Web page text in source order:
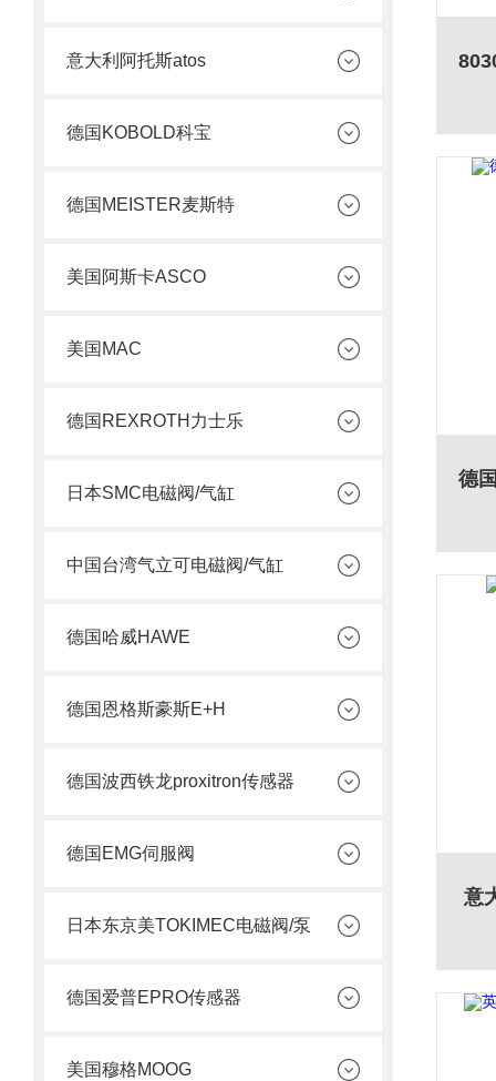
意大利阿托斯atos
德国KOBOLD科宝
德国MEISTER麦斯特
美国阿斯卡ASCO
美国MAC
德国REXROTH力士乐
日本SMC电磁阀/气缸
中国台湾气立可电磁阀/气缸
德国哈威HAWE
德国恩格斯豪斯E+H
德国波西铁龙proxitron传感器
德国EMG伺服阀
日本东京美TOKIMEC电磁阀/泵
德国爱普EPRO传感器
美国穆格MOOG
意